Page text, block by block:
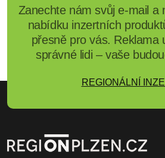
Zanechte nám svůj e-mail a
nabídku inzertních
přesně pro vás. Reklama
správné lidi – vaše
REGIONÁLNÍ